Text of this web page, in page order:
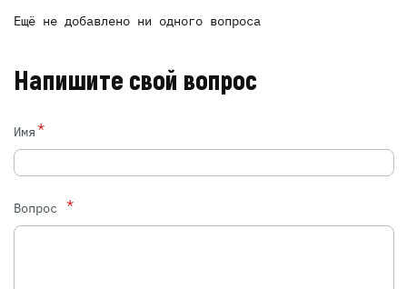
Ещё не добавлено ни одного вопроса
Напишите свой вопрос
Имя*
Вопрос *